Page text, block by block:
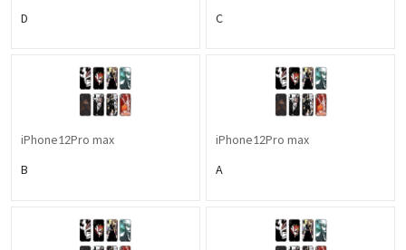
D C
iPhone12Pro max
B
iPhone12Pro max
A